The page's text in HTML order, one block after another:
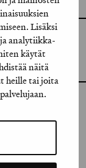
Lisäksi
analytiikka-
käytät
näitä
heille tai joita
GRAFIA RY
GRAFIA(AT)GRAFIA.FI
UUDENMAANKATU 11 B 9,
00120 HELSINKI